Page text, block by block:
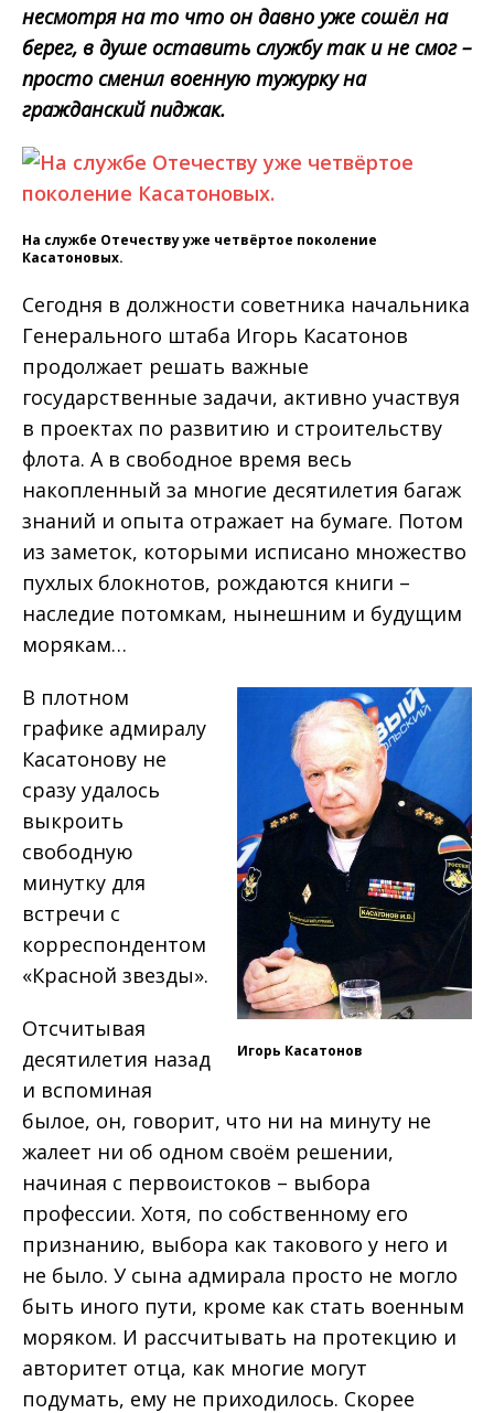
несмотря на то что он давно уже сошёл на
берег, в душе оставить службу так и не смог –
просто сменил военную тужурку на
гражданский пиджак.
На службе Отечеству уже четвёртое поколение
Касатоновых.
Сегодня в должности советника начальника
Генерального штаба Игорь Касатонов
продолжает решать важные
государственные задачи, активно участвуя
в проектах по развитию и строительству
флота. А в свободное время весь
накопленный за многие десятилетия багаж
знаний и опыта отражает на бумаге. Потом
из заметок, которыми исписано множество
пухлых блокнотов, рождаются книги –
наследие потомкам, нынешним и будущим
морякам…
Игорь Касатонов
В плотном
графике адмиралу
Касатонову не
сразу удалось
выкроить
свободную
минутку для
встречи с
корреспондентом
«Красной звезды».
Отсчитывая
десятилетия назад
и вспоминая
былое, он, говорит, что ни на минуту не
жалеет ни об одном своём решении,
начиная с первоистоков – выбора
профессии. Хотя, по собственному его
признанию, выбора как такового у него и
не было. У сына адмирала просто не могло
быть иного пути, кроме как стать военным
моряком. И рассчитывать на протекцию и
авторитет отца, как многие могут
подумать, ему не приходилось. Скорее